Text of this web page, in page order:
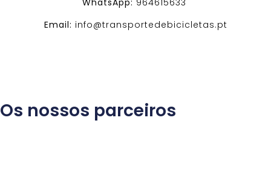
WhatsApp: 964615633
Email: info@transportedebicicletas.pt
Os nossos parceiros